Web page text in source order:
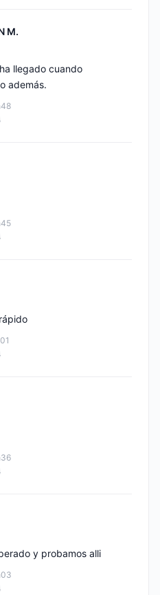
M.
llegado cuando
además.
y probamos alli